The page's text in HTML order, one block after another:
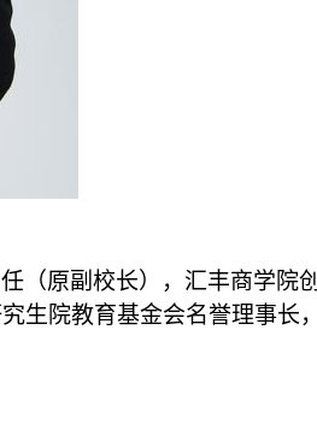
（原副校长），汇丰商学院创
生院教育基金会名誉理事长，